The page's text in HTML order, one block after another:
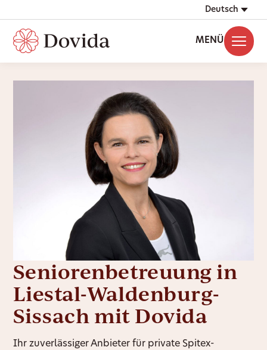
Deutsch
MENÜ
Seniorenbetreuung in
Liestal-Waldenburg-
Sissach mit Dovida
Ihr zuverlässiger Anbieter für private Spitex-